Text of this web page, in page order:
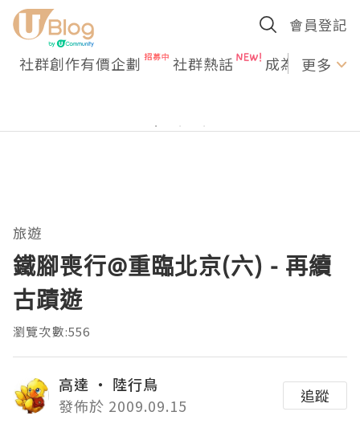
會員登記
社群創作有價企劃 社群熱話 成為U更多
旅遊
鐵腳喪行@重臨北京(六) - 再續
古蹟遊
瀏覽次數:556
高達 ‧ 陸行鳥
發佈於 2009.09.15
追蹤